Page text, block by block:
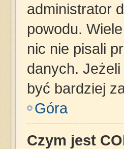
administrator
powodu.
nic nie pisali
danych.
być bardziej
Góra
Czym jest